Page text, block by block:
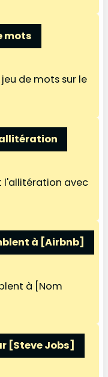
mots
de mots sur le
l'allitération avec
à [Airbnb]
à [Nom
[Steve Jobs]